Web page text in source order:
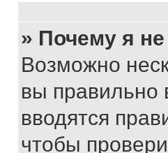
» Почему я
Возможно
вы правильно
вводятся
чтобы